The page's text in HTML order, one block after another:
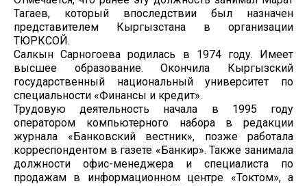
Тагаев, который впоследствии был назначен
представителем Кыргызстана в организации
ТЮРКСОЙ.
Салкын Сарногоева родилась в 1974 году. Имеет
высшее образование. Окончила Кыргызский
государственный национальный университет по
специальности «Финансы и кредит».
Трудовую деятельность начала в 1995 году
оператором компьютерного набора в редакции
журнала «Банковский вестник», позже работала
корреспондентом в газете «Банкир». Также занимала
должности офис-менеджера и специалиста по
продажам в информационном центре «Токтом», а